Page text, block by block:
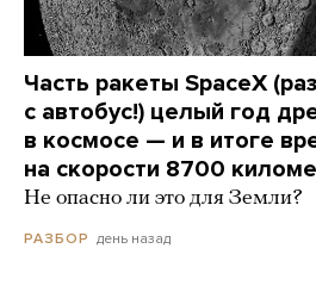
Часть ракеты SpaceX
с автобус!) целый год
в космосе — и в итоге
на скорости 8700
Не опасно ли это для Земли?
РАЗБОР день назад